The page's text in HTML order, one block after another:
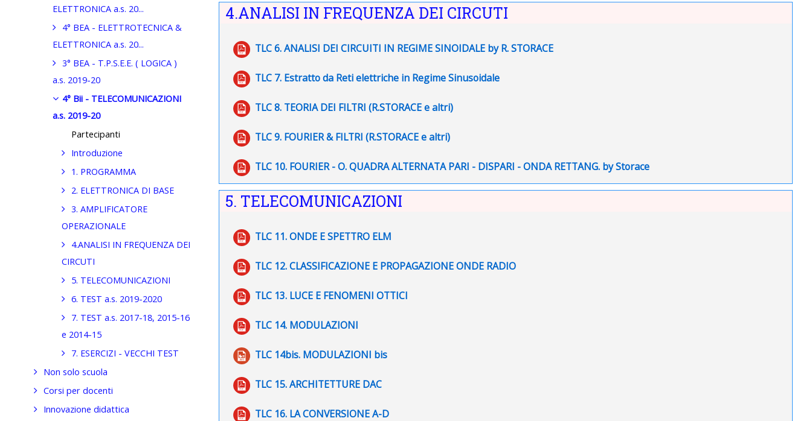
4.ANALISI IN FREQUENZA DEI CIRCUTI
TLC 6. ANALISI DEI CIRCUITI IN REGIME SINOIDALE by R. STORACE
File
TLC 7. Estratto da Reti elettriche in Regime Sinusoidale
File
TLC 8. TEORIA DEI FILTRI (R.STORACE e altri)
File
TLC 9. FOURIER & FILTRI (R.STORACE e altri)
File
TLC 10. FOURIER - O. QUADRA ALTERNATA PARI - DISPARI - ONDA RETTANG. by Storace
File
5. TELECOMUNICAZIONI
TLC 11. ONDE E SPETTRO ELM
File
TLC 12. CLASSIFICAZIONE E PROPAGAZIONE ONDE RADIO
File
TLC 13. LUCE E FENOMENI OTTICI
File
TLC 14. MODULAZIONI
File
TLC 14bis. MODULAZIONI bis
File
TLC 15. ARCHITETTURE DAC
File
TLC 16. LA CONVERSIONE A-D
File
ELETTRONICA a.s. 20...
4° BEA - ELETTROTECNICA &
ELETTRONICA a.s. 20...
3° BEA - T.P.S.E.E. ( LOGICA )
a.s. 2019-20
4° Bii - TELECOMUNICAZIONI
a.s. 2019-20
Partecipanti
Introduzione
1. PROGRAMMA
2. ELETTRONICA DI BASE
3. AMPLIFICATORE
OPERAZIONALE
4.ANALISI IN FREQUENZA DEI
CIRCUTI
5. TELECOMUNICAZIONI
6. TEST a.s. 2019-2020
7. TEST a.s. 2017-18, 2015-16
e 2014-15
7. ESERCIZI - VECCHI TEST
Non solo scuola
Corsi per docenti
Innovazione didattica